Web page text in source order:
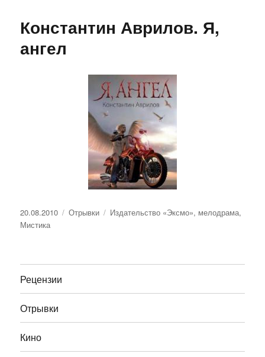
Константин Аврилов. Я,
ангел
Опубликовано
20.08.2010 Рубрики
Отрывки Метки
Издательство «Эксмо», мелодрама,
Мистика
Рецензии
Отрывки
Кино